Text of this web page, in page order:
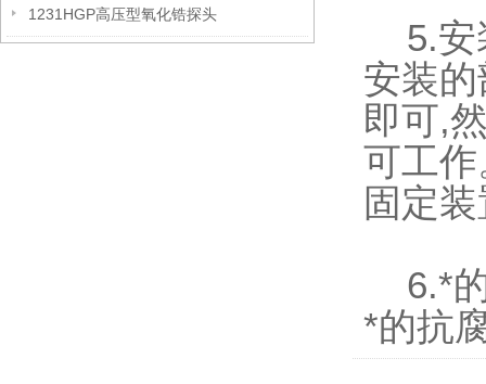
1231HGP高压型氧化锆探头
5.安
安装
即可,
可工
固定
6.*的
*的抗